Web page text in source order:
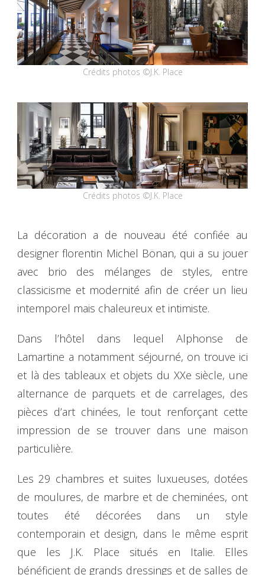
Crédits photos ©J.K. Place
Crédits photos ©J.K. Place
La décoration a de nouveau été confiée au
designer florentin Michel Bönan, qui a su jouer
avec brio des mélanges de styles, entre
classicisme et modernité afin de créer un lieu
intemporel mais chaleureux et intimiste.
Dans l’hôtel dans lequel Alphonse de
Lamartine a notamment séjourné, on trouve ici
et là des tableaux et objets du XXe siècle, une
alternance de parquets et de carrelages, des
pièces d’art chinées, le tout renforçant cette
impression de se trouver dans une maison
particulière.
Les 29 chambres et suites luxueuses, dotées
de moulures, de marbre et de cheminées, ont
toutes été décorées dans un style
contemporain et design, dans le même esprit
que les J.K. Place situés en Italie. Elles
bénéficient de grands dressings et de salles de